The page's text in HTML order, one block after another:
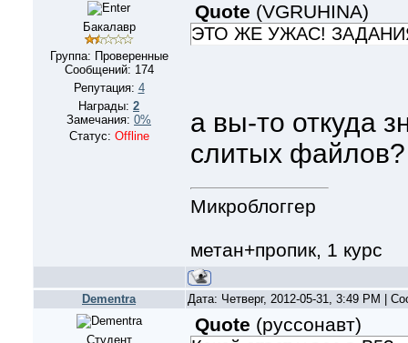
Бакалавр
Группа: Проверенные
Сообщений: 174
Репутация: 4
Награды: 2
Замечания: 0%
Статус: Offline
Quote (VGRUHINA)
ЭТО ЖЕ УЖАС!
а вы-то откуда
слитых файлов?
Микроблоггер
метан+пропик, 1 курс
Dementra Дата: Четверг, 2012-05-31, 3:49 PM |
Студент
Quote (руссонавт)